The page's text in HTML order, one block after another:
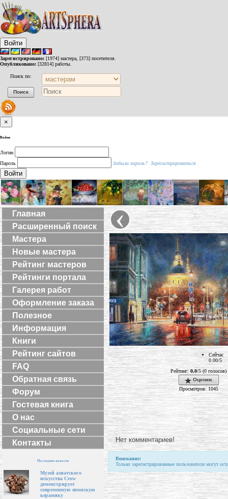
Войти
Зарегистрировано: [1974] мастера, [373] посетителя.
Опубликовано: [32814] работы.
Поиск по:
×
Войти
Логин
Пароль
Забыли пароль? Зарегистрироваться
Войти
Главная
Расширенный поиск
Мастера
Новые мастера
Рейтинг мастеров
Рейтинги портала
Галерея работ
Оформление заказа
Полезное
Информация
Книги
Рейтинг сайтов
FAQ
Обратная связь
Форум
Гостевая книга
О нас
Социальные сети
Контакты
Последние новости
Музей азиатского
искусства Crow
демонстрирует
современную японскую
керамику
‹
Сейчас
0.00/5
Рейтинг:0.0/5 (0 голосов)
Оценки.
Просмотров: 1045
Нет комментариев!
Внимание:
Только зарегистрированные пользователи могут